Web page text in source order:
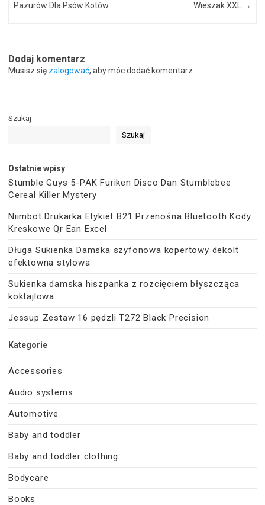
Pazurów Dla Psów Kotów
Wieszak XXL →
Dodaj komentarz
Musisz się zalogować, aby móc dodać komentarz.
Szukaj
Szukaj
Ostatnie wpisy
Stumble Guys 5-PAK Furiken Disco Dan Stumblebee
Cereal Killer Mystery
Niimbot Drukarka Etykiet B21 Przenośna Bluetooth Kody
Kreskowe Qr Ean Excel
Długa Sukienka Damska szyfonowa kopertowy dekolt
efektowna stylowa
Sukienka damska hiszpanka z rozcięciem błyszcząca
koktajlowa
Jessup Zestaw 16 pędzli T272 Black Precision
Kategorie
Accessories
Audio systems
Automotive
Baby and toddler
Baby and toddler clothing
Bodycare
Books